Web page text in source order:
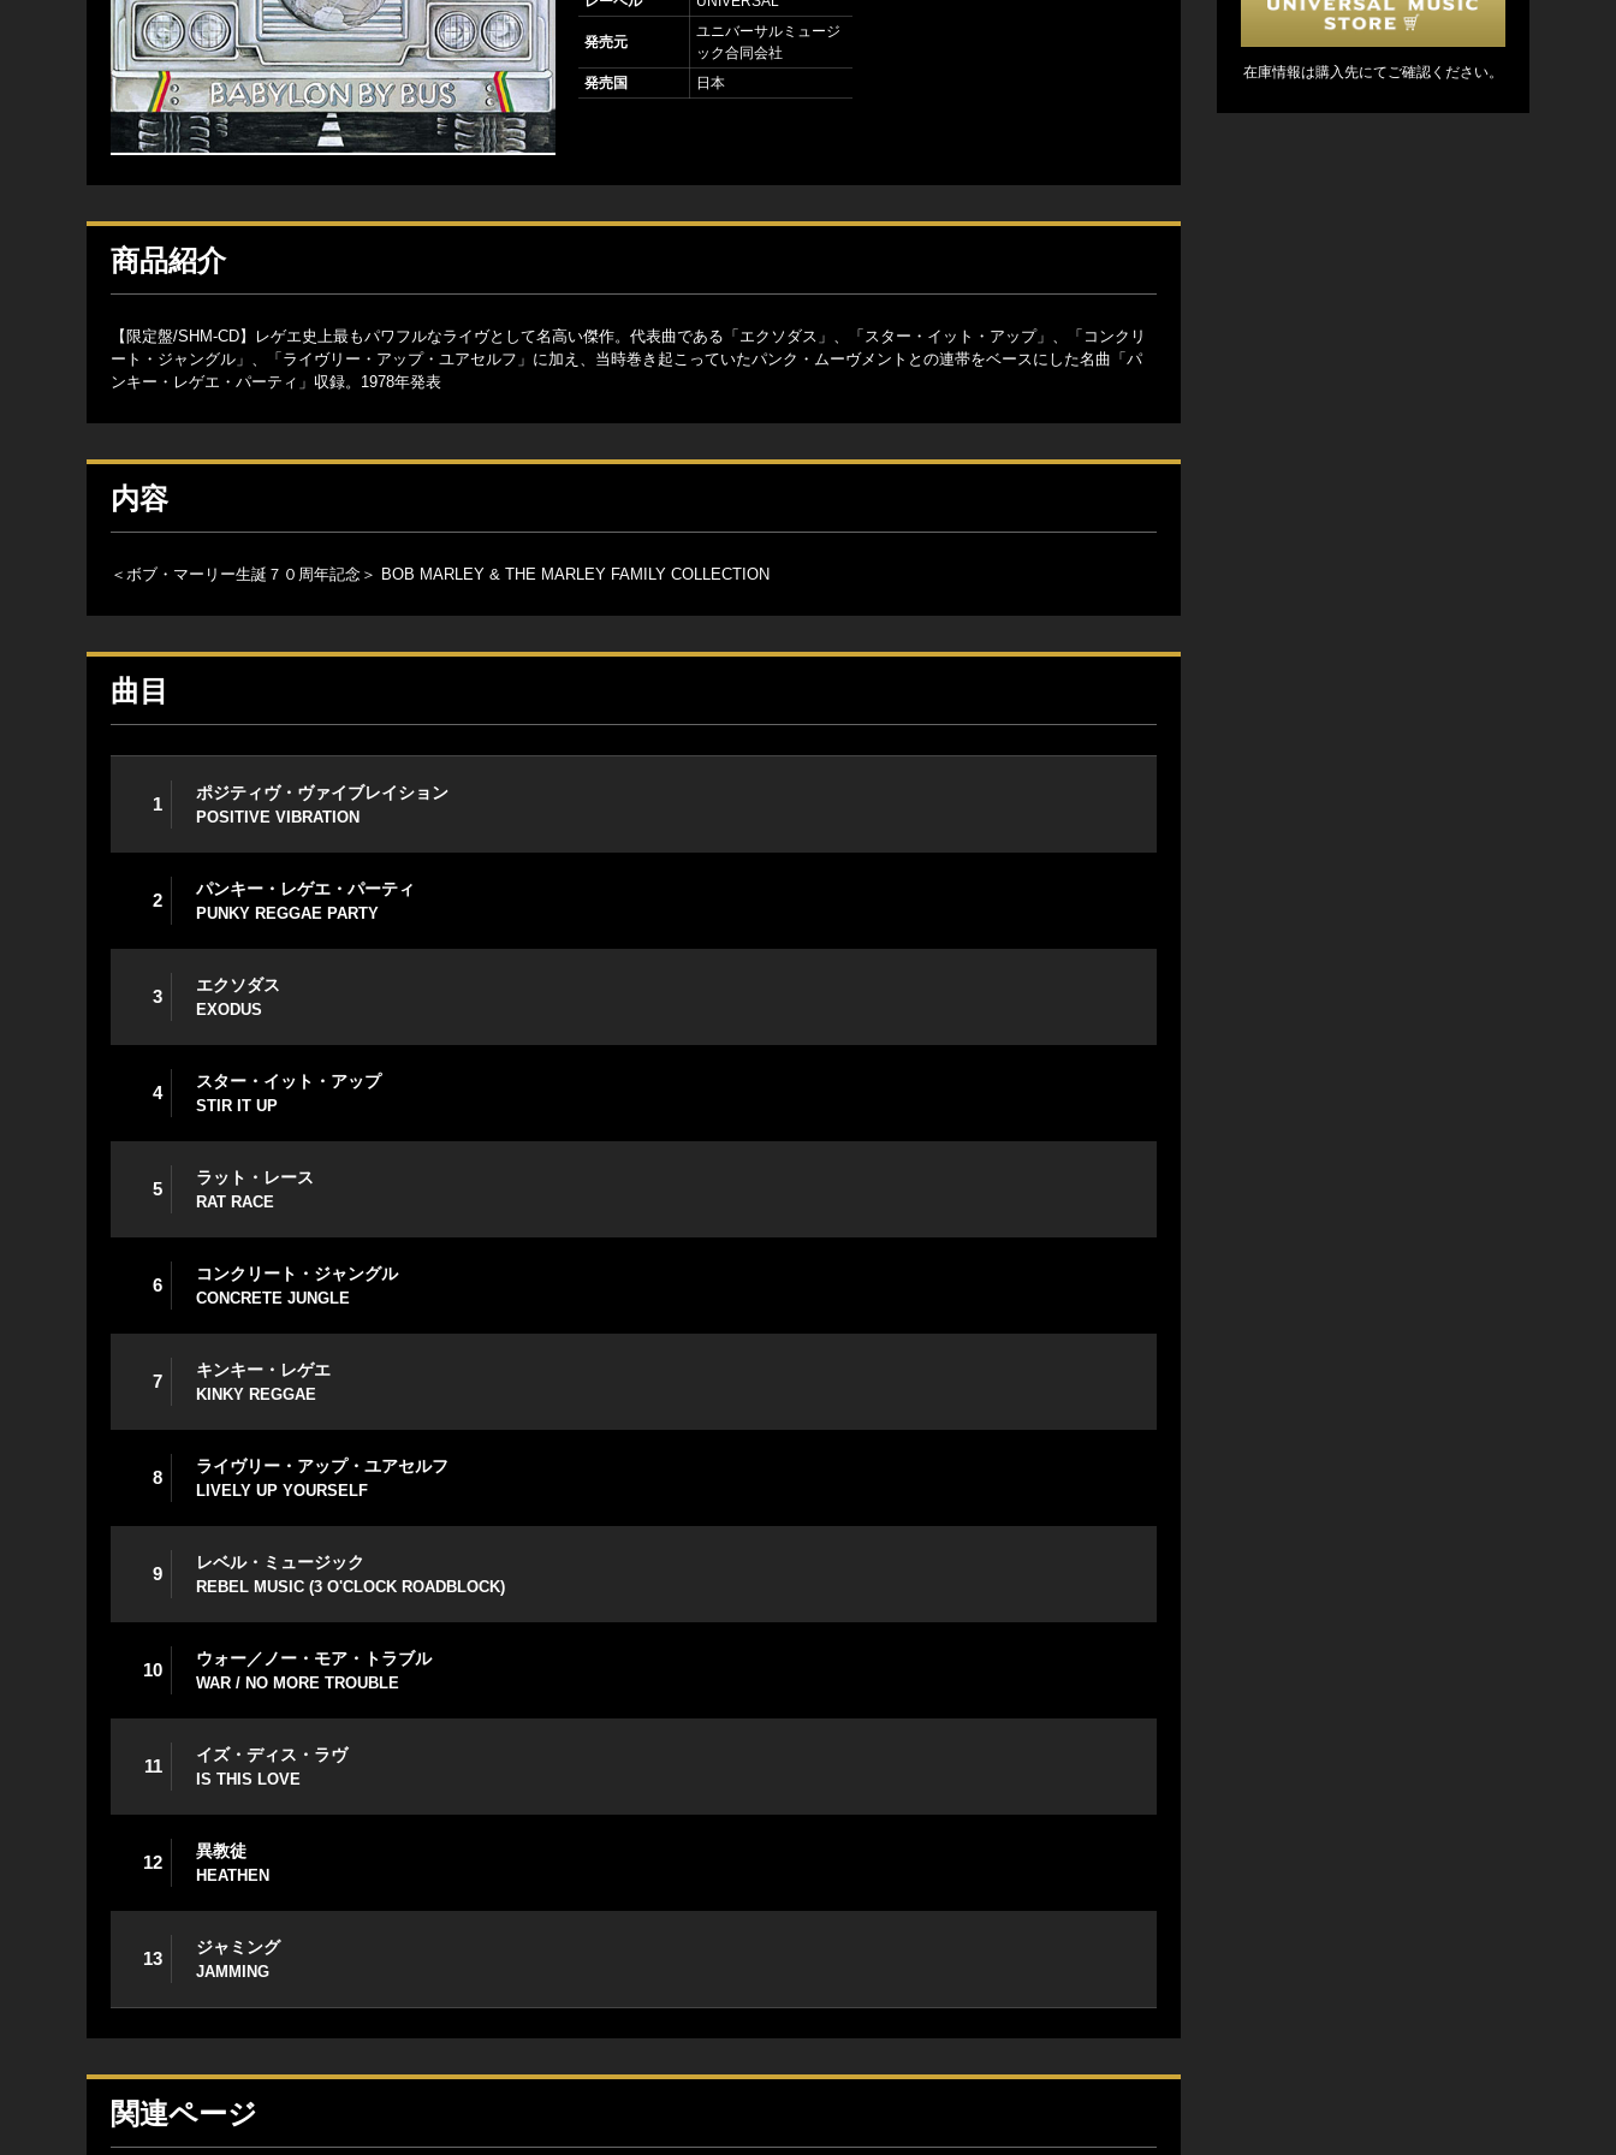
発売元
ユニバーサルミュージ
ック合同会社
発売国
日本
商品紹介
【限定盤/SHM-CD】レゲエ史上最もパワフルなライヴとして名高い傑作。代表曲である「エクソダス」、「スター・イット・アップ」、「コンクリ
ート・ジャングル」、「ライヴリー・アップ・ユアセルフ」に加え、当時巻き起こっていたパンク・ムーヴメントとの連帯をベースにした名曲「パ
ンキー・レゲエ・パーティ」収録。1978年発表
内容
＜ボブ・マーリー生誕７０周年記念＞ BOB MARLEY & THE MARLEY FAMILY COLLECTION
曲目
1
ポジティヴ・ヴァイブレイション
POSITIVE VIBRATION
2
パンキー・レゲエ・パーティ
PUNKY REGGAE PARTY
3
エクソダス
EXODUS
4
スター・イット・アップ
STIR IT UP
5
ラット・レース
RAT RACE
6
コンクリート・ジャングル
CONCRETE JUNGLE
7
キンキー・レゲエ
KINKY REGGAE
8
ライヴリー・アップ・ユアセルフ
LIVELY UP YOURSELF
9
レベル・ミュージック
REBEL MUSIC (3 O'CLOCK ROADBLOCK)
10
ウォー／ノー・モア・トラブル
WAR / NO MORE TROUBLE
11
イズ・ディス・ラヴ
IS THIS LOVE
12
異教徒
HEATHEN
13
ジャミング
JAMMING
関連ページ
在庫情報は購入先にてご確認ください。